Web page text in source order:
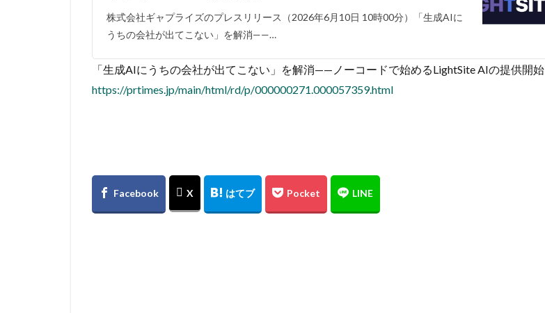
株式会社ギャプライズのプレスリリース（2026年6月10日 10時00分）「生成AIに
うちの会社が出てこない」を解消——…
「生成AIにうちの会社が出てこない」を解消——ノーコードで始めるLightSite AIの提供開始
https://prtimes.jp/main/html/rd/p/000000271.000057359.html